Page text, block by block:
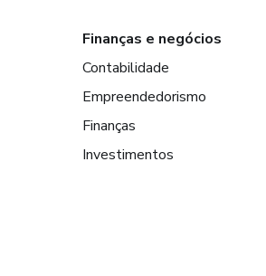
Finanças e negócios
Contabilidade
Empreendedorismo
Finanças
Investimentos